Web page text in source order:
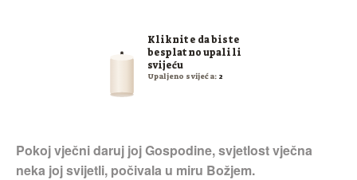
Kliknite da biste
besplatno upalili
svijeću
Upaljeno svijeća: 2
Pokoj vječni daruj joj Gospodine, svjetlost vječna
neka joj svijetli, počivala u miru Božjem.